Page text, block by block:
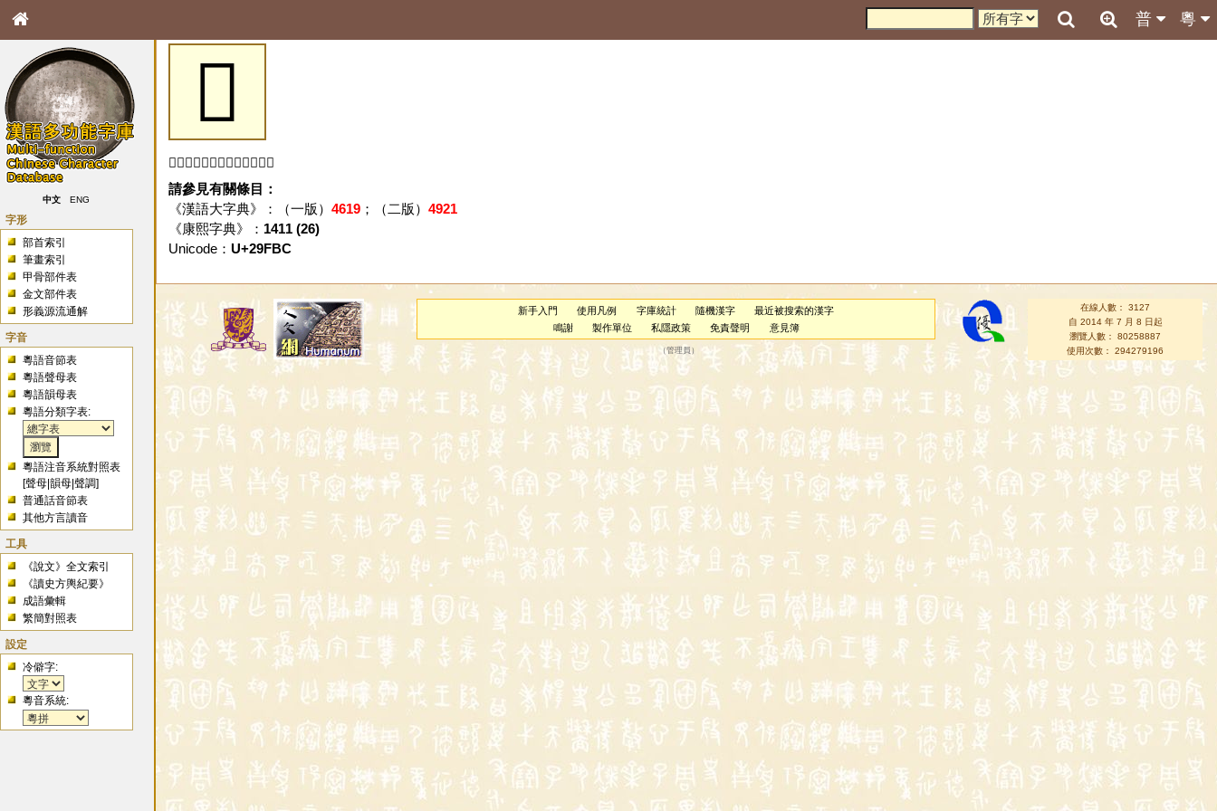
粵
普
中文 ENG
字形
部首索引
筆畫索引
甲骨部件表
金文部件表
形義源流通解
字音
粵語音節表
粵語聲母表
粵語韻母表
粵語分類字表:
粵語注音系統對照表
[聲母 |韻母 |聲調]
普通話音節表
其他方言讀音
工具
《說文》全文索引
《讀史方輿紀要》
成語彙輯
繁簡對照表
設定
冷僻字:
粵音系統:
𩾼
「𩾼」字未收錄於本資料庫。
請參見有關條目：
《漢語大字典》：（一版） 4619；（二版） 4921
《康熙字典》： 1411 (26)
Unicode： U+29FBC
新手入門 使用凡例 字庫統計 隨機漢字
最近被搜索的漢字
鳴謝
製作單位 私隱政策 免責聲明 意見簿
（管理員 ）
在線人數： 3127
自 2014 年 7 月 8 日起
瀏覽人數： 80258887
使用次數： 294279196